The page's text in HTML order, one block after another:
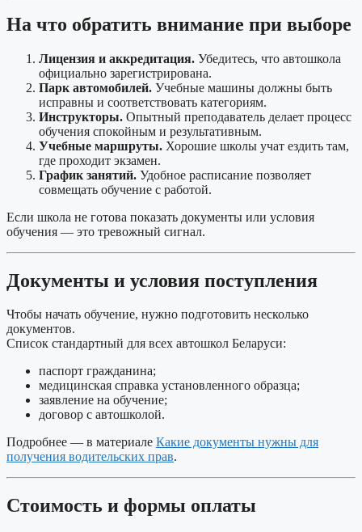
На что обратить внимание при выборе
Лицензия и аккредитация. Убедитесь, что автошкола
официально зарегистрирована.
Парк автомобилей. Учебные машины должны быть
исправны и соответствовать категориям.
Инструкторы. Опытный преподаватель делает процесс
обучения спокойным и результативным.
Учебные маршруты. Хорошие школы учат ездить там,
где проходит экзамен.
График занятий. Удобное расписание позволяет
совмещать обучение с работой.
Если школа не готова показать документы или условия
обучения — это тревожный сигнал.
Документы и условия поступления
Чтобы начать обучение, нужно подготовить несколько
документов.
Список стандартный для всех автошкол Беларуси:
паспорт гражданина;
медицинская справка установленного образца;
заявление на обучение;
договор с автошколой.
Подробнее — в материале Какие документы нужны для
получения водительских прав.
Стоимость и формы оплаты